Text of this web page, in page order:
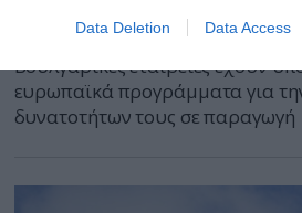
Data Deletion Data Access
από την υπόλοιπη Ευρώπη»
Βουλγαρικές εταιρείες έχουν
ευρωπαϊκά προγράμματα για
δυνατοτήτων τους σε παραγωγή